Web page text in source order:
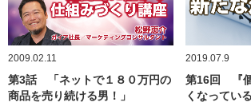
2009.02.11
第3話 「ネットで１８０万円の
商品を売り続ける男！」
2019.07.9
第16回 『
くなってい